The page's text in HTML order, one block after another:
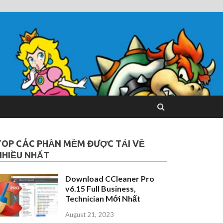
CÁC PHẦN MỀM ĐƯỢC TẢI VỀ
NHẤT
Download CCleaner Pro
v6.15 Full Business,
Technician Mới Nhất
August 21, 2023